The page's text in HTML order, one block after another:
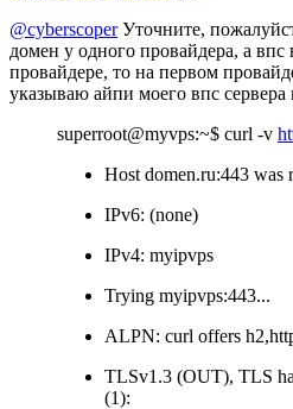
@cyberscoperУточните,
домен у одного провайдера, а
провайдере, то на первом
указываю айпи моего впс
superroot@myvps:~$ curl -v
Host domen.ru:443 was
IPv6: (none)
IPv4: myipvps
Trying myipvps:443...
ALPN: curl offers
TLSv1.3 (OUT), TLS
(1):